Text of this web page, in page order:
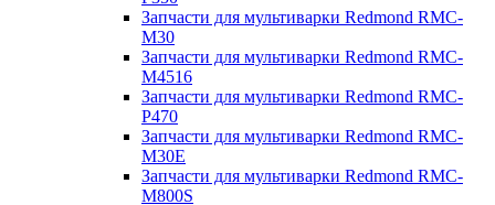
Запчасти для мультиварки Redmond RMC-
M30
Запчасти для мультиварки Redmond RMC-
M4516
Запчасти для мультиварки Redmond RMC-
P470
Запчасти для мультиварки Redmond RMC-
M30E
Запчасти для мультиварки Redmond RMC-
M800S